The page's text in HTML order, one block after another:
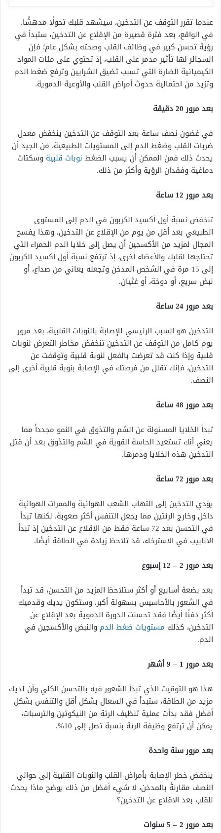
عندما تقرر التوقف عن التدخين، سيشهد قلبك تحولًا مدهشًا.
في الواقع، بعد فترة قصيرة من الإقلاع عن التدخين، ستبدأ في
رؤية تحسن كبير في وظائف القلب وصحته بشكل عام؛ فإن
السجائر لها تأثير مدمر على القلب، إذ تحتوي على مئات المواد
الكيميائية الضارة التي تسبب تضيق الشرايين وترفع ضغط الدم
وتزيد من احتمالية حدوث أمراض القلب والأوعية الدموية.
بعد مرور 20 دقيقة
في غضون نصف ساعة بعد التوقف عن التدخين ينخفض معدل
ضربات القلب وضغط الدم إلى المستويات الطبيعية، من الجيد أن
يحدث ذلك فمن الممكن أن يسبب الضغط نوبات قلبية وسكتات
دماغية وفقدان الرؤية وأكثر من ذلك.
بعد مرور 12 ساعة
تنخفض نسبة أول أكسيد الكربون في الدم إلى المستوى
الطبيعي بعد أقل من يوم من الإقلاع عن التدخين، وهذا يفسح
المجال لمزيد من الأكسجين أن يصل إلى خلايا الدم الحمراء التي
تحتاجها لقلبك والأعضاء أخرى، إذ ترتفع نسبة أول أكسيد الكربون
إلى 15 مرة في الشخص المدخن وتجعله يعاني من صداع، أو
نبض سريع، أو دوخة، أو غثيان.
بعد مرور 24 ساعة
التدخين هو السبب الرئيسي للإصابة بالنوبات القلبية، بعد مرور
يوم كامل من التوقف عن التدخين تنخفض مخاطر التعرض لنوبات
قلبية وإذا كنت قد تعرضت بالفعل لنوبة قلبية وتوقفت عن
التدخين، فإنك تقلل من فرصتك في الإصابة بنوبة قلبية أخرى إلى
النصف.
بعد مرور 48 ساعة
تبدأ الخلايا المسئولة عن الشم والتذوق في النمو مجدداً مما
يعني أنك تستعيد الحاسة القوية في الشم والتذوق بعد أن قتل
التدخين هذه الخلايا ودمرها.
بعد مرور 72 ساعة
يؤدي التدخين إلى التهاب الشعب الهوائية والممرات الهوائية
داخل وخارج الرئتين مما يجعل التنفس أكثر صعوبة، لكنها تبدأ
في التحسن بعد 72 ساعة فقط من الإقلاع عن التدخين إذ تبدأ
الأنابيب في الاسترخاء، قد تلاحظ زيادة في الطاقة أيضًا.
بعد مرور 2 – 12 إسبوع
بعد بضعة أسابيع أو أكثر ستلاحظ المزيد من التحسن، قد تبدأ
في الشعور بالأحاسيس بسهولة أكبر، وستكون يديك وقدميك
أكثر دفئًا أيضًا فقد تحسنت الدورة الدموية بعد الإقلاع عن
التدخين، كذلك مستويات ضغط الدم والنبض والأكسجين في
الدم.
بعد مرور 1 – 9 أشهر
هذا هو التوقيت الذي تبدأ الشعور فيه بالتحسن الكلي وأن لديك
مزيد من الطاقة، ستبدأ في السعال بشكل أقل والتنفس بشكل
أفضل فقد بدأت عملية تنظيف الرئة من النيكوتين والترسبات،
يمكن أن ترتفع وظيفة الرئة بنسبة تصل إلى 10%.
بعد مرور سنة واحدة
ينخفض خطر الإصابة بأمراض القلب والنوبات القلبية إلى حوالي
النصف مقارنةً بالمدخن، لا شيء أفضل من ذلك يوضح ماذا يحدث
للقلب بعد الاقلاع عن التدخين؟
بعد مرور 2 – 5 سنوات